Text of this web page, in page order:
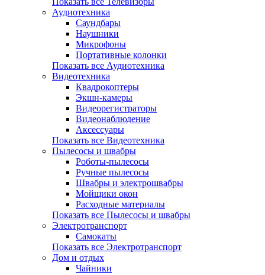
Аудиотехника
Саундбары
Наушники
Микрофоны
Портативные колонки
Показать все Аудиотехника
Видеотехника
Квадрокоптеры
Экшн-камеры
Видеорегистраторы
Видеонаблюдение
Аксессуары
Показать все Видеотехника
Пылесосы и швабры
Роботы-пылесосы
Ручные пылесосы
Швабры и электрошвабры
Мойщики окон
Расходные материалы
Показать все Пылесосы и швабры
Электротранспорт
Самокаты
Показать все Электротранспорт
Дом и отдых
Чайники